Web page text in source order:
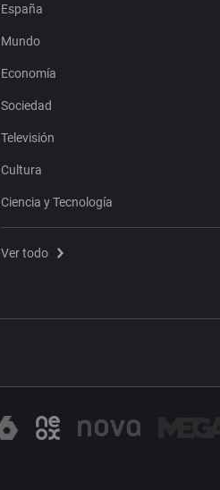
España
Mundo
Economía
Sociedad
Televisión
Cultura
Ciencia y Tecnología
Ver todo